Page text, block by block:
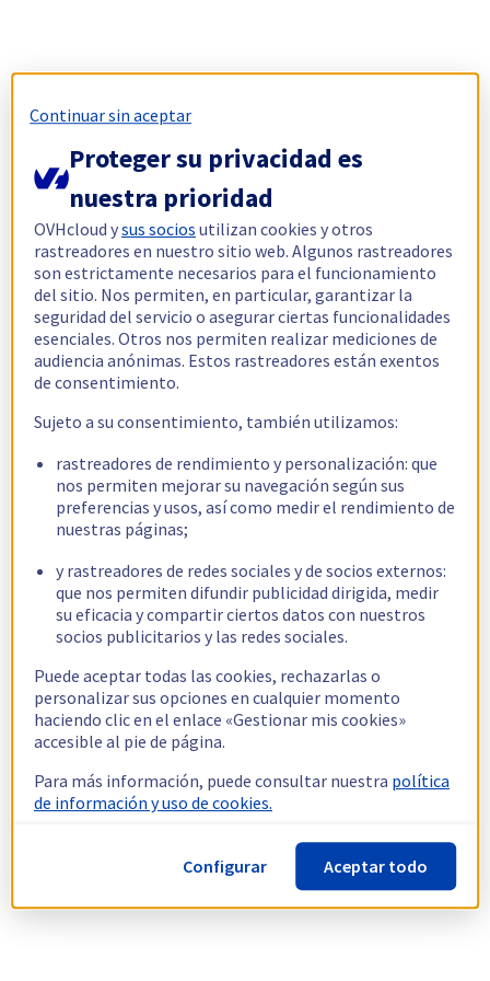
Continuar sin aceptar
Proteger su privacidad es
nuestra prioridad
OVHcloud ysus socios utilizan cookies y otros
rastreadores en nuestro sitio web. Algunos rastreadores
son estrictamente necesarios para el funcionamiento
del sitio. Nos permiten, en particular, garantizar la
seguridad del servicio o asegurar ciertas funcionalidades
esenciales. Otros nos permiten realizar mediciones de
audiencia anónimas. Estos rastreadores están exentos
de consentimiento.
Sujeto a su consentimiento, también utilizamos:
rastreadores de rendimiento y personalización: que
nos permiten mejorar su navegación según sus
preferencias y usos, así como medir el rendimiento de
nuestras páginas;
y rastreadores de redes sociales y de socios externos:
que nos permiten difundir publicidad dirigida, medir
su eficacia y compartir ciertos datos con nuestros
socios publicitarios y las redes sociales.
Puede aceptar todas las cookies, rechazarlas o
personalizar sus opciones en cualquier momento
haciendo clic en el enlace «Gestionar mis cookies»
accesible al pie de página.
Para más información, puede consultar nuestra política
de información y uso de cookies.
Configurar Aceptar todo